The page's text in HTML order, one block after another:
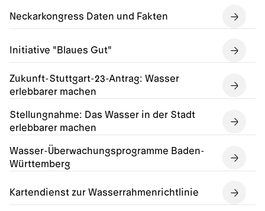
Neckarkongress Daten und Fakten
Initiative "Blaues Gut"
Zukunft-Stuttgart-23-Antrag: Wasser
erlebbarer machen
Stellungnahme: Das Wasser in der Stadt
erlebbarer machen
Wasser-Überwachungsprogramme Baden-
Württemberg
Kartendienst zur Wasserrahmenrichtlinie